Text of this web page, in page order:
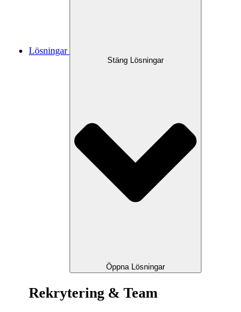
Lösningar
Stäng Lösningar
Öppna Lösningar
Rekrytering & Team